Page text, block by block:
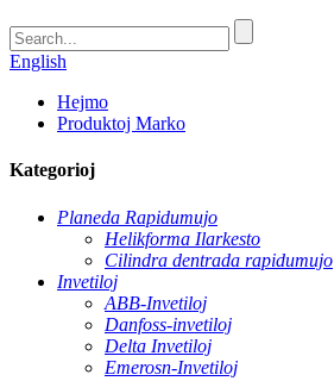
English
Hejmo
Produktoj Marko
Kategorioj
Planeda Rapidumujo
Helikforma Ilarkesto
Cilindra dentrada rapidumujo
Invetiloj
ABB-Invetiloj
Danfoss-invetiloj
Delta Invetiloj
Emerosn-Invetiloj